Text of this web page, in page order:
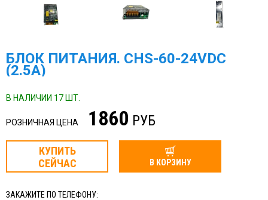
БЛОК ПИТАНИЯ. CHS-60-24VDC
(2.5A)
В НАЛИЧИИ 17 ШТ.
РОЗНИЧНАЯ ЦЕНА 1860 РУБ
КУПИТЬ
СЕЙЧАС
В КОРЗИНУ
ЗАКАЖИТЕ ПО ТЕЛЕФОНУ: